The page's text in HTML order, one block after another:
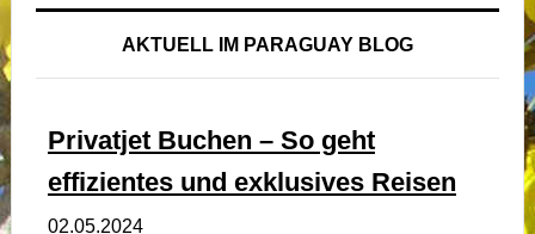
AKTUELL IM PARAGUAY BLOG
Privatjet Buchen – So geht
effizientes und exklusives Reisen
02.05.2024